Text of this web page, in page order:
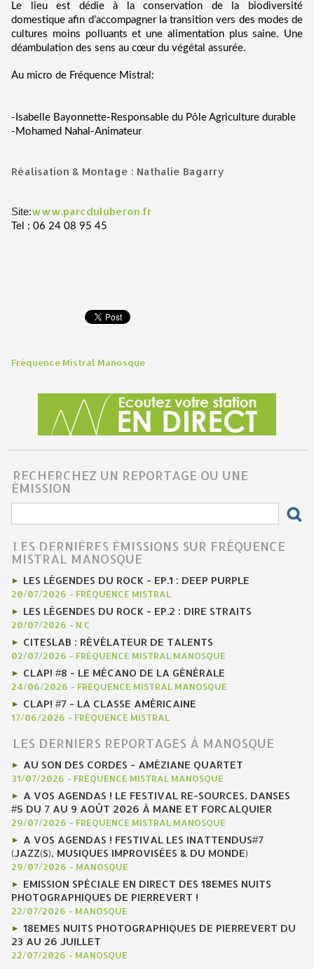
Le lieu est dédie à la conservation de la biodiversité
domestique afin d’accompagner la transition vers des modes de
cultures moins polluants et une alimentation plus saine. Une
déambulation des sens au cœur du végétal assurée.
Au micro de Fréquence Mistral:
-Isabelle Bayonnette-Responsable du Pôle Agriculture durable
-Mohamed Nahal-Animateur
Réalisation & Montage : Nathalie Bagarry
Site:www.parcduluberon.fr
Tel : 06 24 08 95 45
Fréquence Mistral Manosque
RECHERCHEZ UN REPORTAGE OU UNE
ÉMISSION
LES DERNIÈRES ÉMISSIONS SUR FRÉQUENCE
MISTRAL MANOSQUE
LES LÉGENDES DU ROCK - EP.1 : DEEP PURPLE
20/07/2026 - FRÉQUENCE MISTRAL
LES LÉGENDES DU ROCK - EP.2 : DIRE STRAITS
20/07/2026 - N C
CITESLAB : RÉVÉLATEUR DE TALENTS
02/07/2026 - FRÉQUENCE MISTRAL MANOSQUE
CLAP! #8 - LE MÉCANO DE LA GÉNÉRALE
24/06/2026 - FRÉQUENCE MISTRAL MANOSQUE
CLAP! #7 - LA CLASSE AMÉRICAINE
17/06/2026 - FRÉQUENCE MISTRAL
LES DERNIERS REPORTAGES À MANOSQUE
AU SON DES CORDES - AMÉZIANE QUARTET
31/07/2026 - FRÉQUENCE MISTRAL MANOSQUE
A VOS AGENDAS ! LE FESTIVAL RE-SOURCES, DANSES
#5 DU 7 AU 9 AOÛT 2026 À MANE ET FORCALQUIER
29/07/2026 - FRÉQUENCE MISTRAL MANOSQUE
A VOS AGENDAS ! FESTIVAL LES INATTENDUS#7
(JAZZ(S), MUSIQUES IMPROVISÉES & DU MONDE)
29/07/2026 - MANOSQUE
EMISSION SPÉCIALE EN DIRECT DES 18EMES NUITS
PHOTOGRAPHIQUES DE PIERREVERT !
22/07/2026 - MANOSQUE
18EMES NUITS PHOTOGRAPHIQUES DE PIERREVERT DU
23 AU 26 JUILLET
22/07/2026 - MANOSQUE